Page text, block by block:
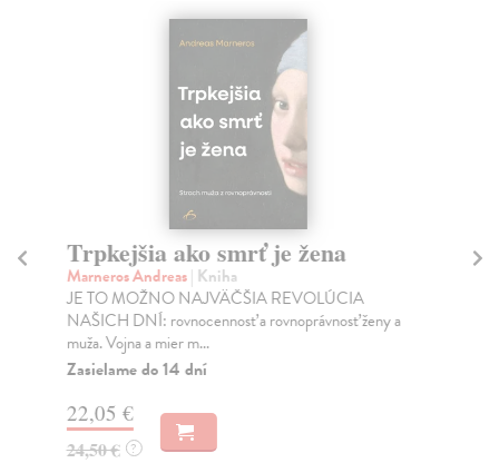
Trpkejšia ako smrť je žena
Marneros Andreas| Kniha
JE TO MOŽNO NAJVÄČŠIA REVOLÚCIA
NAŠICH DNÍ: rovnocennosť a rovnoprávnosť ženy a
muža. Vojna a mier m...
Zasielame do 14 dní
22,05 €
24,50 € ?